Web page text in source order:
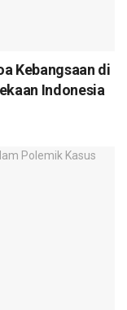
Kebangsaan di
Indonesia